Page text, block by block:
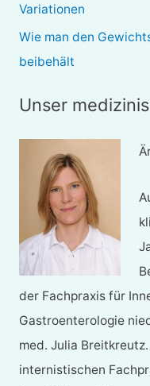
Variationen
Wie man den
beibehält
Unser
der Fachpraxis für
Gastroenterologie
med. Julia
internistischen